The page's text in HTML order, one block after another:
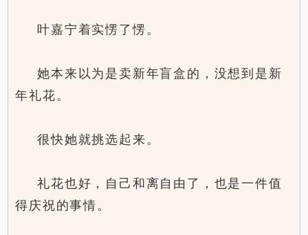
叶嘉宁着实愣了愣。
她本来以为是卖新年盲盒的，没想到是新
年礼花。
很快她就挑选起来。
礼花也好，自己和离自由了，也是一件值
得庆祝的事情。